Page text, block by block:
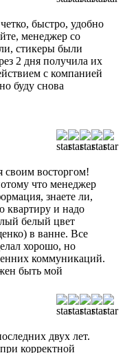
быстро, удобно
менеджер со
стикеры были
2 дня получила их
с компанией
буду снова
своим восторгом!
что менеджер
знаете ли,
квартиру и надо
белый цвет
в ванне. Все
хорошо, но
коммуникаций.
быть мой
их нет, в
была быть
моему макету,
поштучно))
с фирмой из
двух лет.
корректной